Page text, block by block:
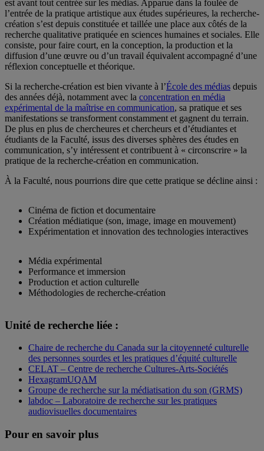
est avant tout centrée sur les médias. Apparue dans la foulée de
l’entrée de la pratique artistique aux études supérieures, la recherche-
création s’est depuis constituée et taillée une place aux côtés de la
recherche qualitative pratiquée en sciences humaines et sociales. Elle
consiste, pour faire court, en la conception, la production et la
diffusion d’une œuvre ou d’un travail équivalent accompagné d’une
réflexion conceptuelle et théorique.
Si la recherche-création est bien vivante à l’École des médias depuis
des années déjà, notamment avec la concentration en média
expérimental de la maîtrise en communication, sa pratique et ses
manifestations se transforment constamment et gagnent du terrain.
De plus en plus de chercheures et chercheurs et d’étudiantes et
étudiants de la Faculté, issus des diverses sphères des études en
communication, s’y intéressent et contribuent à « circonscrire » la
pratique de la recherche-création en communication.
À la Faculté, nous pourrions dire que cette pratique se décline ainsi :
Cinéma de fiction et documentaire
Création médiatique (son, image, image en mouvement)
Expérimentation et innovation des technologies interactives
Média expérimental
Performance et immersion
Production et action culturelle
Méthodologies de recherche-création
Unité de recherche liée :
Chaire de recherche du Canada sur la citoyenneté culturelle
des personnes sourdes et les pratiques d’équité culturelle
CELAT – Centre de recherche Cultures-Arts-Sociétés
HexagramUQAM
Groupe de recherche sur la médiatisation du son (GRMS)
labdoc – Laboratoire de recherche sur les pratiques
audiovisuelles documentaires
Pour en savoir plus